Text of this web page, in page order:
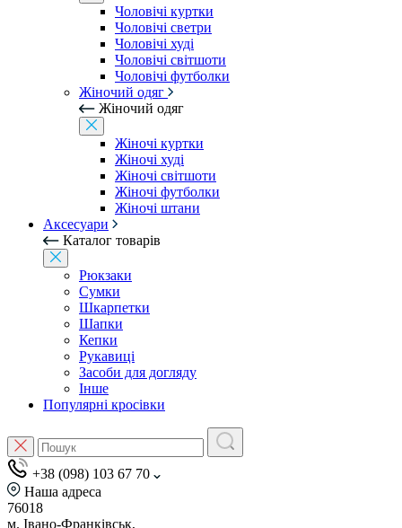
Чоловічі куртки
Чоловічі светри
Чоловічі худі
Чоловічі світшоти
Чоловічі футболки
Жіночий одяг
Жіночий одяг
Жіночі куртки
Жіночі худі
Жіночі світшоти
Жіночі футболки
Жіночі штани
Аксесуари
Каталог товарів
Рюкзаки
Сумки
Шкарпетки
Шапки
Кепки
Рукавиці
Засоби для догляду
Інше
Популярні кросівки
+38 (098) 103 67 70
Наша адреса
76018
м. Івано-Франківськ,